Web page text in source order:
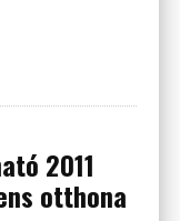
2011
otthona